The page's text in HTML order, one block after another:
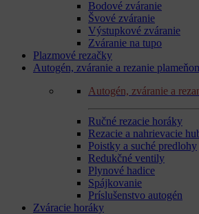
Bodové zváranie
Švové zváranie
Výstupkové zváranie
Zváranie na tupo
Plazmové rezačky
Autogén, zváranie a rezanie
Autogén, zváranie a
Ručné rezacie horáky
Rezacie a nahrievacie
Poistky a suché predlohy
Redukčné ventily
Plynové hadice
Spájkovanie
Príslušenstvo autogén
Zváracie horáky